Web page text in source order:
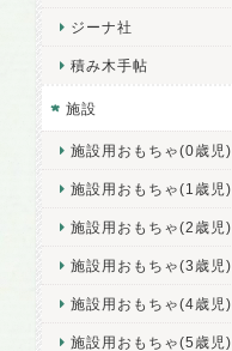
ジーナ社
積み木手帖
施設
施設用おもちゃ(0歳児)
施設用おもちゃ(1歳児)
施設用おもちゃ(2歳児)
施設用おもちゃ(3歳児)
施設用おもちゃ(4歳児)
施設用おもちゃ(5歳児)